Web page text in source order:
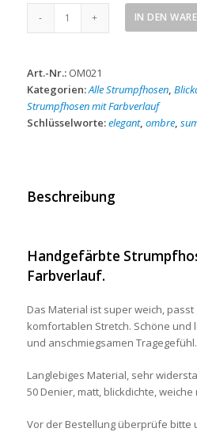
Pink-
IN DEN
Art.-Nr.: OM021
Kategorien:Alle Strumpfhosen,
Strumpfhosen mit Farbverlauf
Schlüsselworte:elegant, ombre,
Beschreibung
Handgefärbte
Farbverlauf.
Das Material ist super weich,
komfortablen Stretch. Schöne und
und anschmiegsamen Tragegefühl.
Langlebiges Material, sehr
50 Denier, matt, blickdichte,
Vor der Bestellung überprüfe bitte